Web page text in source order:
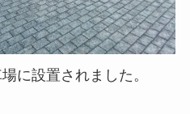
に設置されました。